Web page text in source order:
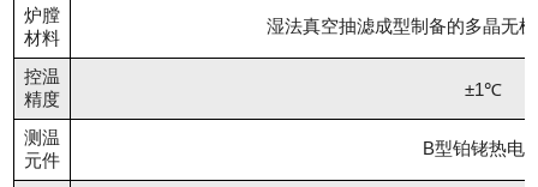
炉膛
材料
湿法真空抽滤成型制备的多晶无
控温
精度
±1℃
测温
元件
B型铂铑热电